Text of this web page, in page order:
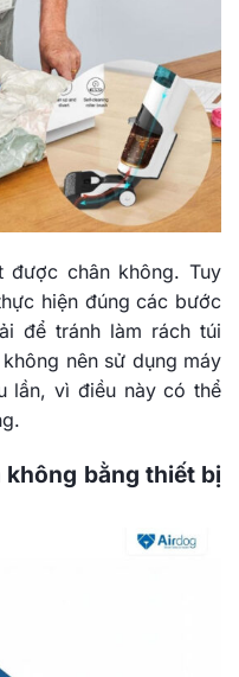
được chân không. Tuy
hiện đúng các bước
để tránh làm rách túi
nên sử dụng máy
lần, vì điều này có thể
bằng thiết bị